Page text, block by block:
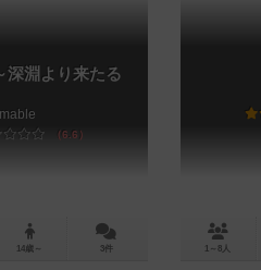
深淵より来たる
6.6
14歳～ 3件 1～8人